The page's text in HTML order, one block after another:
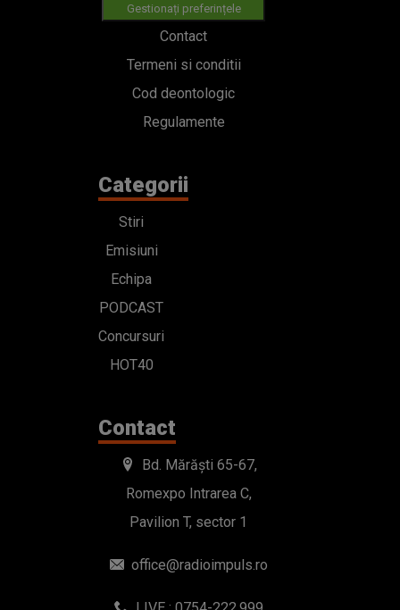
Gestionați preferințele
Contact
Termeni si conditii
Cod deontologic
Regulamente
Categorii
Stiri
Emisiuni
Echipa
PODCAST
Concursuri
HOT40
Contact
Bd. Mărăști 65-67,
Romexpo Intrarea C,
Pavilion T, sector 1
office@radioimpuls.ro